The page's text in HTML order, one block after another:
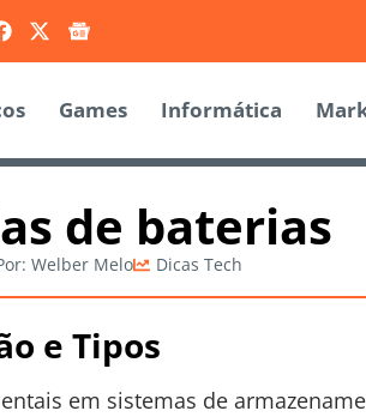
Games Informática
de baterias
Welber Melo Dicas Tech
e Tipos
em sistemas de